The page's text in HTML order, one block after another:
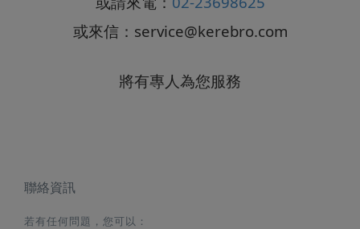
或來信： service@kerebro.com
將有專人為您服務
聯絡資訊
若有任何問題，您可以：